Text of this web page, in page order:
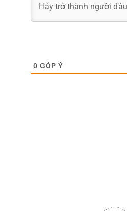
0 GÓP Ý